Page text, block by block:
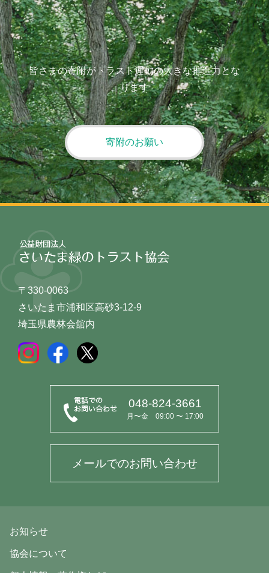
皆さまの寄附がトラスト運動の大きな推進力とな
ります
寄附のお願い
〒330-0063
さいたま市浦和区高砂3-12-9
埼玉県農林会舘内
048-824-3661
月〜金 09:00 〜 17:00
メールでのお問い合わせ
お知らせ
協会について